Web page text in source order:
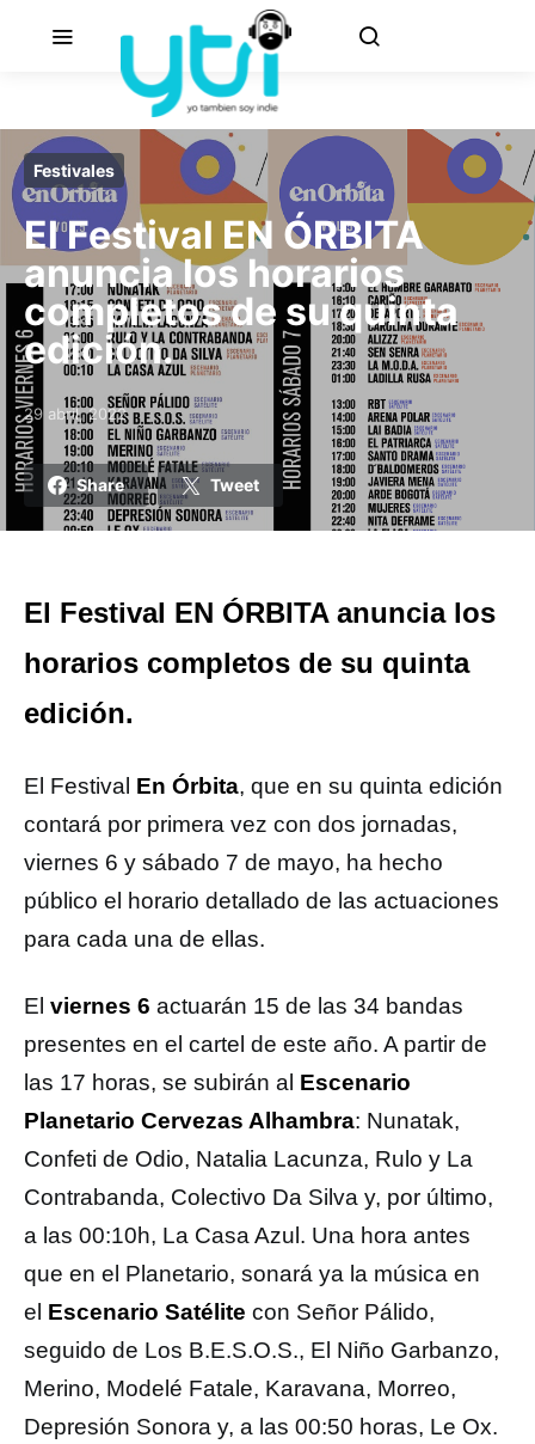
Festivales
El Festival EN ÓRBITA
anuncia los horarios
completos de su quinta
edición.
Posted on
29 abril, 2022
Share Tweet
El Festival EN ÓRBITA anuncia los
horarios completos de su quinta
edición.
El Festival En Órbita, que en su quinta edición
contará por primera vez con dos jornadas,
viernes 6 y sábado 7 de mayo, ha hecho
público el horario detallado de las actuaciones
para cada una de ellas.
El viernes 6 actuarán 15 de las 34 bandas
presentes en el cartel de este año. A partir de
las 17 horas, se subirán al Escenario
Planetario Cervezas Alhambra: Nunatak,
Confeti de Odio, Natalia Lacunza, Rulo y La
Contrabanda, Colectivo Da Silva y, por último,
a las 00:10h, La Casa Azul. Una hora antes
que en el Planetario, sonará ya la música en
el Escenario Satélite con Señor Pálido,
seguido de Los B.E.S.O.S., El Niño Garbanzo,
Merino, Modelé Fatale, Karavana, Morreo,
Depresión Sonora y, a las 00:50 horas, Le Ox.